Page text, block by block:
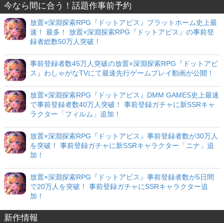
今なら間に合う！話題作事前予約
放置×深淵探索RPG『ドットアビス』プラットホーム史上最
速！ 最多！ 放置×深淵探索RPG『ドットアビス』の事前登
録者総数50万人突破！
事前登録者数45万人突破の放置×深淵探索RPG『ドットアビ
ス』わしゃがなTVにて最速先行ゲームプレイ動画が公開！
放置×深淵探索RPG『ドットアビス』DMM GAMES史上最速
で事前登録者数40万人突破！ 事前登録ガチャに新SSRキャ
ラクター「フィルム」追加！
放置×深淵探索RPG『ドットアビス』事前登録者数が30万人
を突破！ 事前登録ガチャに新SSRキャラクター「ニナ」追
加！
放置×深淵探索RPG『ドットアビス』事前登録者数が5日間
で20万人を突破！ 事前登録ガチャにSSRキャラクター追
加！
新作情報